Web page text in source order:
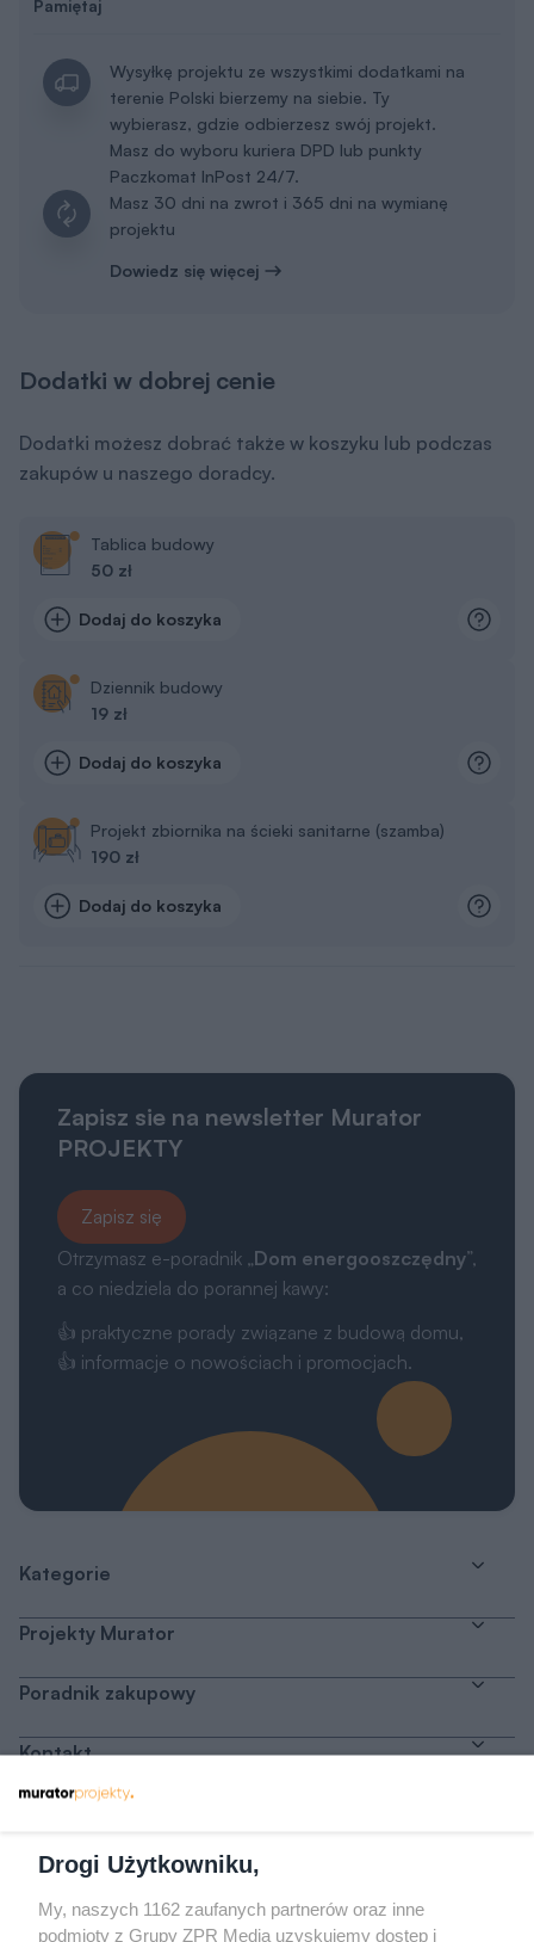
Pamiętaj
Wysyłkę projektu ze wszystkimi dodatkami na
terenie Polski bierzemy na siebie. Ty
wybierasz, gdzie odbierzesz swój projekt.
Masz do wyboru kuriera DPD lub punkty
Paczkomat InPost 24/7.
Masz 30 dni na zwrot i 365 dni na wymianę
projektu
Dowiedz się więcej
Dodatki w dobrej cenie
Dodatki możesz dobrać także w koszyku lub podczas
zakupów u naszego doradcy.
Tablica budowy
50 zł
Dodaj do koszyka
Dziennik budowy
19 zł
Dodaj do koszyka
Projekt zbiornika na ścieki sanitarne (szamba)
190 zł
Dodaj do koszyka
Zapisz sie na newsletter Murator
PROJEKTY
Zapisz się
Otrzymasz e-poradnik „Dom energooszczędny”,
a co niedziela do porannej kawy:
👍 praktyczne porady związane z budową domu,
👍 informacje o nowościach i promocjach.
Kategorie
Projekty Murator
Poradnik zakupowy
Kontakt
Drogi Użytkowniku,
My, naszych 1162 zaufanych partnerów oraz inne
podmioty z Grupy ZPR Media uzyskujemy dostęp i